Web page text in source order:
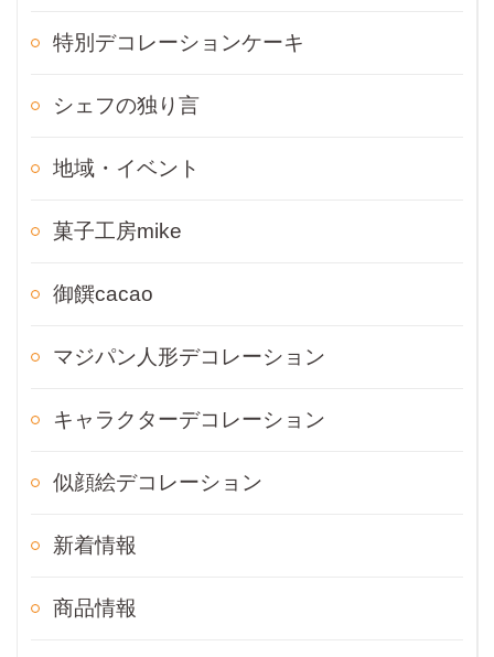
特別デコレーションケーキ
シェフの独り言
地域・イベント
菓子工房mike
御饌cacao
マジパン人形デコレーション
キャラクターデコレーション
似顔絵デコレーション
新着情報
商品情報